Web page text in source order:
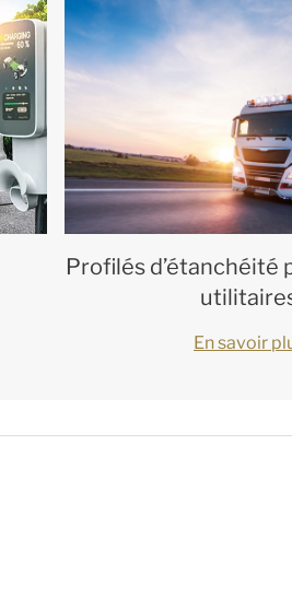
Profilés d’étanchéité
En savoir